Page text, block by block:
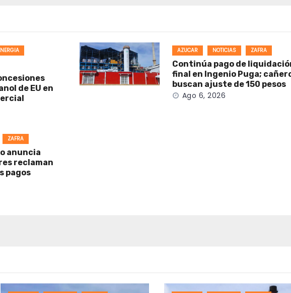
de EU en
AZUCAR NOTICIAS ZAFRA
Continúa pago de
final en Ingenio Puga;
buscan ajuste de 150 pesos
Ago 6, 2026
ZAFRA
anuncia
reclaman
pagos